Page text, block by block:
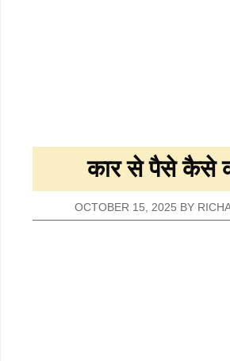
कार से पैसे कैसे
OCTOBER 15, 2025 BY